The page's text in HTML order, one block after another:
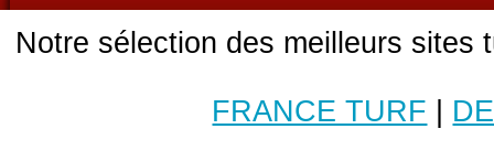
Notre sélection des meilleurs sites
FRANCE TURF